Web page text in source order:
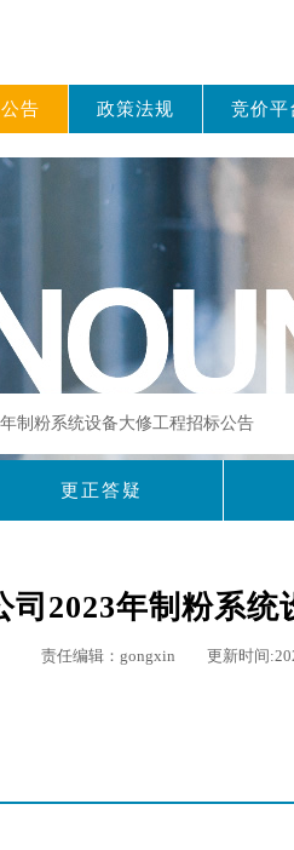
告 政策法规 竞价平
制粉系统设备大修工程招标公告
更正答疑
司2023年制粉系
责任编辑：gongxin 更新时间